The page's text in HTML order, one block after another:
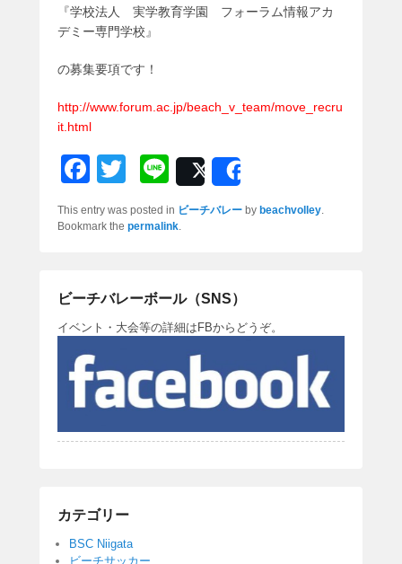
『学校法人 実学教育学園 フォーラム情報アカ
デミー専門学校』
の募集要項です！
http://www.forum.ac.jp/beach_v_team/move_recru
it.html
F
a
c
o
o
k
wi
tt
Li
n
e
Post
This entry was posted in ビーチバレー by beachvolley.
Bookmark the permalink.
ビーチバレーボール（SNS）
イベント・大会等の詳細はFBからどうぞ。
カテゴリー
BSC Niigata
ビーチサッカー